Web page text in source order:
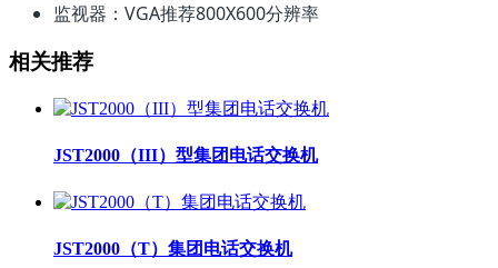
监视器：VGA推荐800X600分辨率
相关推荐
JST2000（III）型集团电话交换机
JST2000（T）集团电话交换机